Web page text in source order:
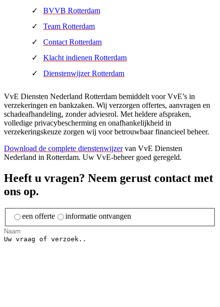
BVVB Rotterdam
Team Rotterdam
Contact Rotterdam
Klacht indienen Rotterdam
Dienstenwijzer Rotterdam
VvE Diensten Nederland Rotterdam bemiddelt voor VvE’s in
verzekeringen en bankzaken. Wij verzorgen offertes, aanvragen en
schadeafhandeling, zonder adviesrol. Met heldere afspraken,
volledige privacybescherming en onafhankelijkheid in
verzekeringskeuze zorgen wij voor betrouwbaar financieel beheer.
Download de complete dienstenwijzervan VvE Diensten
Nederland in Rotterdam. Uw VvE-beheer goed geregeld.
Heeft u vragen? Neem gerust contact met
ons op.
een offerte informatie ontvangen